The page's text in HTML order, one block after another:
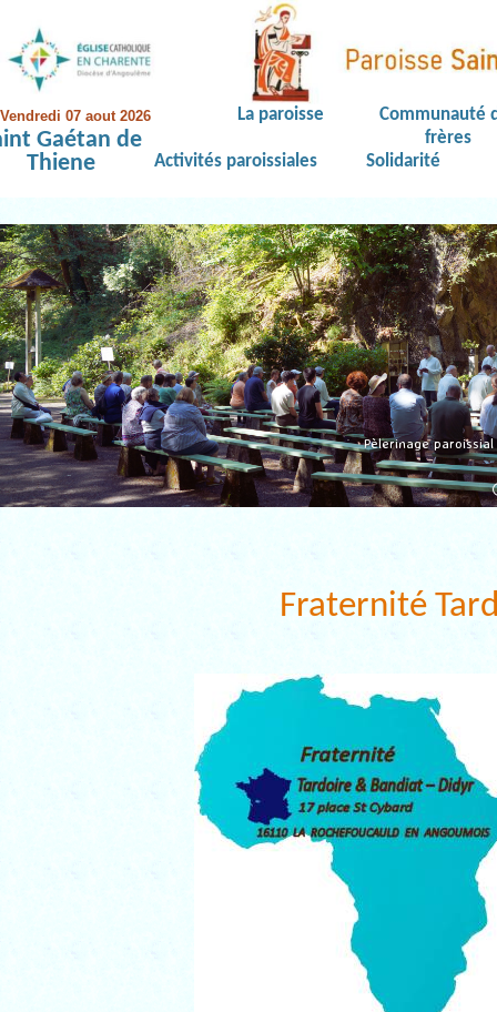
Vendredi 07 aout 2026
Gaétan de
Thiene
La paroisse
Communauté
frères
Activités paroissiales
Solidarité
Pèlerinage
Fraternité